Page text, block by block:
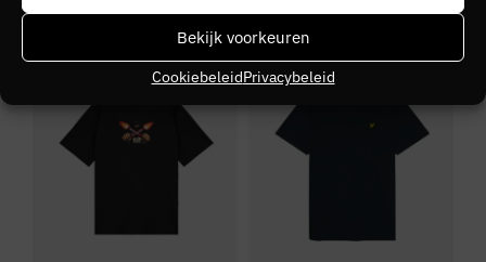
Bekijk voorkeuren
CookiebeleidPrivacybeleid
SALE